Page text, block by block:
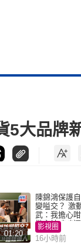
5大品牌
01:20
陳錦鴻保護
變嗌交？ 激
武：我擔心
批主持咄咄逼
影視圈
16小時前